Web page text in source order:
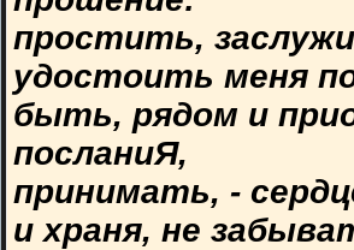
простить,
удостоить меня
быть, рядом и
посланиЯ,
принимать, -
и храня, не